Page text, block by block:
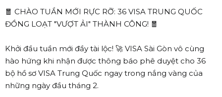
🧧 CHÀO TUẦN MỚI RỰC RỠ: 36 VISA TRUNG QUỐC
ĐỒNG LOẠT "VƯỢT ẢI" THÀNH CÔNG! 🧧
Khởi đầu tuần mới đầy tài lộc! 🚀 VISA Sài Gòn vô cùng
hào hứng khi nhận được thông báo phê duyệt cho 36
bộ hồ sơ VISA Trung Quốc ngay trong nắng vàng của
những ngày đầu tháng 2.